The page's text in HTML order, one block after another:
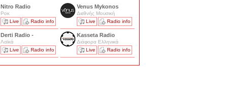
Nitro Radio
Ροκ
Live
Radio info
Venus Mykonos
Διεθνής Μουσική
Live
Radio info
Derti Radio -
Λαϊκά
Live
Radio info
Kasseta Radio
Διάφορα Ελληνικά
Live
Radio info